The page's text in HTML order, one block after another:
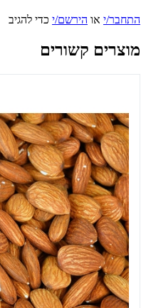
התחבר/י או הירשם/י כדי להגיב
מוצרים קשורים